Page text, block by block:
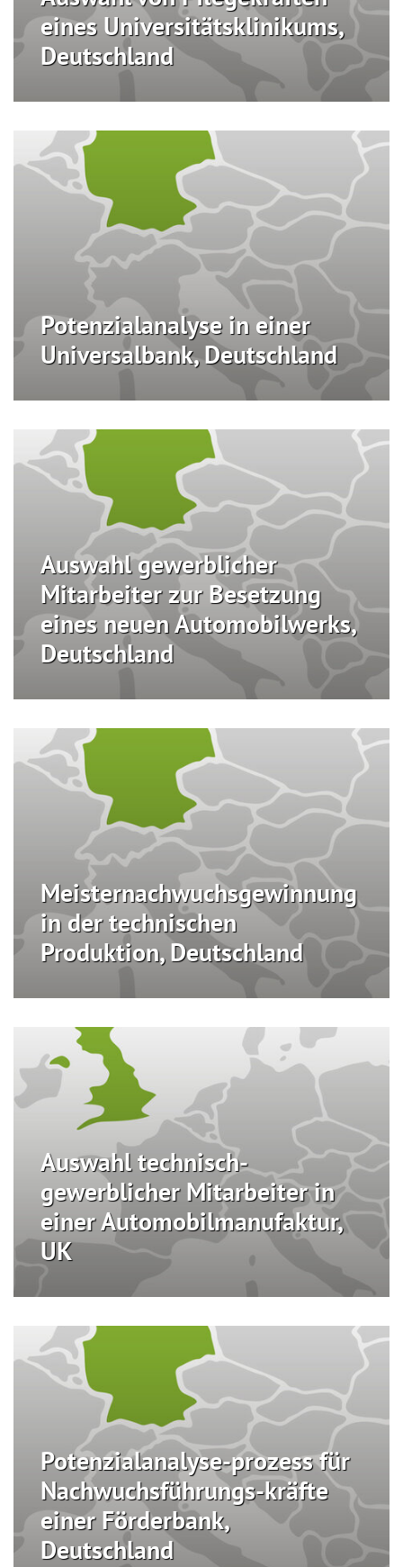
eines Universitätsklinikums,
Deutschland
Potenzialanalyse in einer
Universalbank, Deutschland
Auswahl gewerblicher
Mitarbeiter zur Besetzung
eines neuen Automobilwerks,
Deutschland
Meisternachwuchsgewinnung
in der technischen
Produktion, Deutschland
Auswahl technisch-
gewerblicher Mitarbeiter in
einer Automobilmanufaktur,
UK
Potenzialanalyse-prozess für
Nachwuchsführungs-kräfte
einer Förderbank,
Deutschland